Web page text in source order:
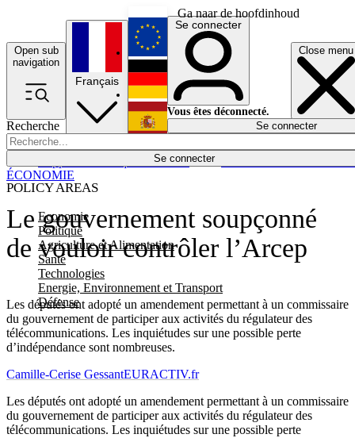
Ga naar de hoofdinhoud
Open sub
navigation
Close menu
Recherche
Se connecter
POLICY AREAS
Economie
Politique
Agriculture et Alimentation
Santé
Technologies
Energie, Environnement et Transport
Défense
Économie
Français
English
Deutsch
Español
Se connecter
Vous êtes déconnecté.
Se connecter
Le gouvernement soupçonné
de vouloir contrôler l’Arcep
Les députés ont adopté un amendement permettant à un commissaire
du gouvernement de participer aux activités du régulateur des
télécommunications. Les inquiétudes sur une possible perte
d’indépendance sont nombreuses.
ÉCONOMIE
Camille-Cerise GessantEURACTIV.fr
Les députés ont adopté un amendement permettant à un commissaire
du gouvernement de participer aux activités du régulateur des
télécommunications. Les inquiétudes sur une possible perte